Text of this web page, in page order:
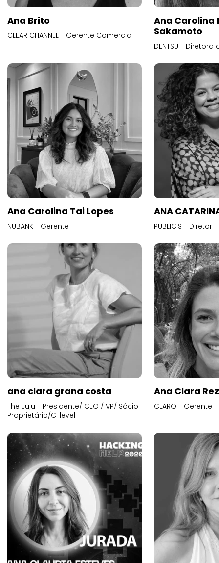
Ana Brito
CLEAR CHANNEL - Gerente Comercial
Ana Carolina
Sakamoto
DENTSU -
Ana Carolina Tai Lopes
NUBANK - Gerente
ANA
PUBLICIS - Diretor
ana clara grana costa
The Juju - Presidente/ CEO / VP/ Sócio
Proprietário/C-level
Ana Clara
CLARO - Gerente